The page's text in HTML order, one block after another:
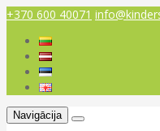
+370 600 40071
Navigācija